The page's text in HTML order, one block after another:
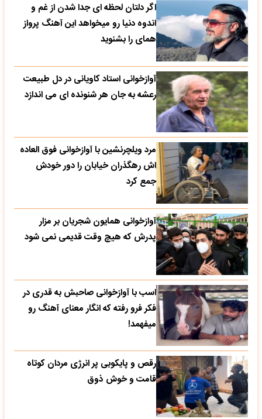
اگر دلتان لحظه ای جدا شدن از غم و
اندوه دنیا رو میخواهد این آهنگ پرواز
همای را بشنوید
آوازخوانی استاد کاویانی در دل طبیعت
رعشه به جان هر شنونده ای می اندازد
مرد ویلچرنشین با آوازخوانی فوق العاده
اش رهگذران خیابان را دور خودش
جمع کرد
آوازخوانی همایون شجریان بر مزار
پدرش که هیچ وقت قدیمی نمی شود
اسب با آوازخوانی صاحبش به قدری در
فکر فرو رفته که انگار معنای آهنگ رو
میفهمد!
رقص و پایکوبی پر انرژی مردان کوتاه
قامت و خوش ذوق